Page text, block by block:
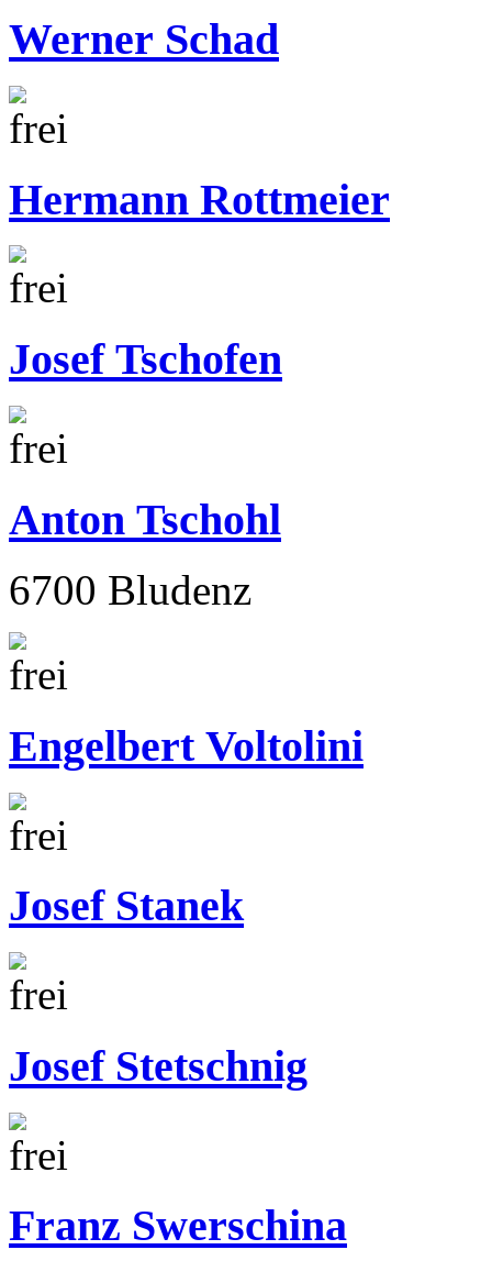
Werner Schad
Hermann Rottmeier
Josef Tschofen
Anton Tschohl
6700 Bludenz
Engelbert Voltolini
Josef Stanek
Josef Stetschnig
Franz Swerschina